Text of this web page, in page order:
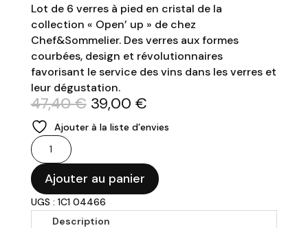
Lot de 6 verres à pied en cristal de la
collection « Open’ up » de chez
Chef&Sommelier. Des verres aux formes
courbées, design et révolutionnaires
favorisant le service des vins dans les verres et
leur dégustation.
47,40€ Le
prix
initial
47,40 €.
39,00 €Le
prix
actuel
39,00 €.
Ajouter à la liste d’envies
quantité
de
CHEF&SOMMELIER
-
Verres
Ajouter au panier
UGS : 1C1 04466
Description